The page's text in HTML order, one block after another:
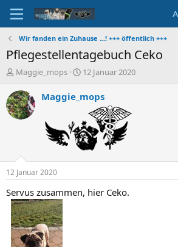
Wir fanden ein Zuhause ...! +++ öffentlich +++
Pflegestellentagebuch Ceko
E
s
t
e
r
Maggie_mops
E
s
l
l
t
a
12 Januar 2020
Maggie_mops
12 Januar 2020
Servus zusammen, hier Ceko.